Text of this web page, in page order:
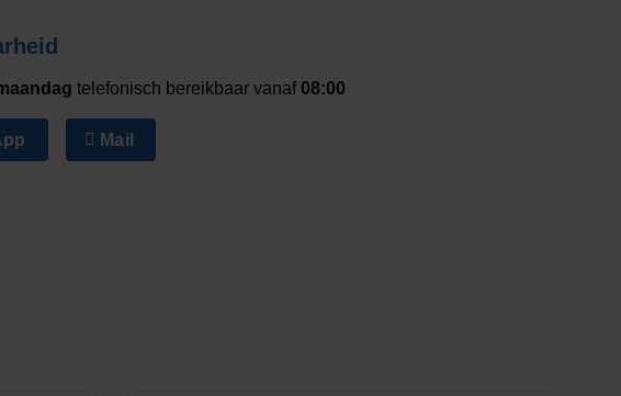
telefonisch bereikbaar vanaf 08:00
Mail